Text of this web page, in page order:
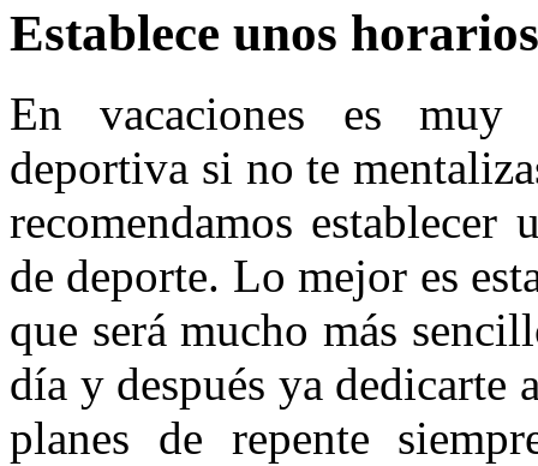
Establece unos horarios
En vacaciones es muy
deportiva si no te
recomendamos
de deporte. Lo mejor es
que será mucho más
día y después ya dedicarte
planes de repente